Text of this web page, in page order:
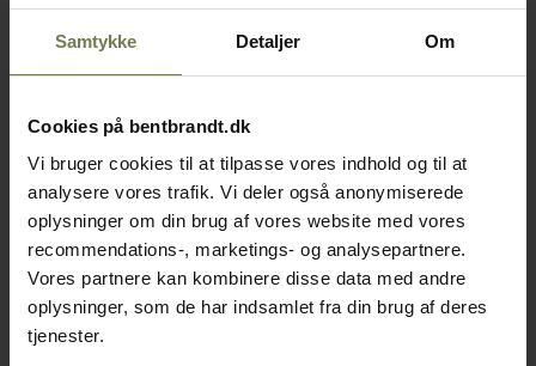
Samtykke Detaljer Om
Cookies på bentbrandt.dk
Vi bruger cookies til at tilpasse vores indhold og til at
analysere vores trafik. Vi deler også anonymiserede
oplysninger om din brug af vores website med vores
recommendations-, marketings- og analysepartnere.
Vores partnere kan kombinere disse data med andre
oplysninger, som de har indsamlet fra din brug af deres
tjenester.